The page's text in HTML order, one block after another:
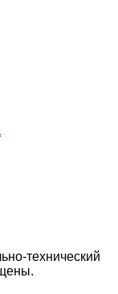
технический